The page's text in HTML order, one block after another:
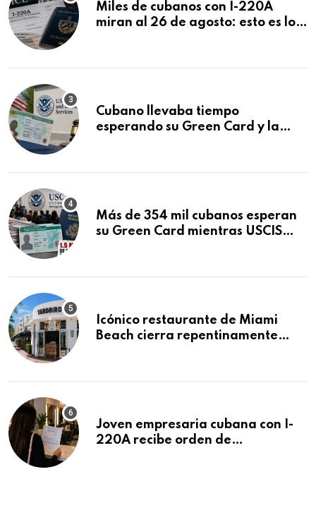
Miles de cubanos con I-220A
miran al 26 de agosto: esto es lo
Cubano llevaba tiempo
esperando su Green Card y la
Más de 354 mil cubanos esperan
su Green Card mientras USCIS
Icónico restaurante de Miami
Beach cierra repentinamente
Joven empresaria cubana con I-
220A recibe orden de